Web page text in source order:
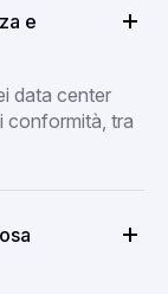
e
data center
conformità, tra